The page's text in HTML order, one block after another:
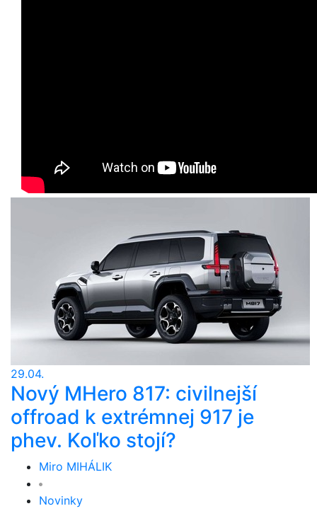
29.04.
Nový MHero 817: civilnejší
offroad k extrémnej 917 je
phev. Koľko stojí?
Miro MIHÁLIK
Novinky